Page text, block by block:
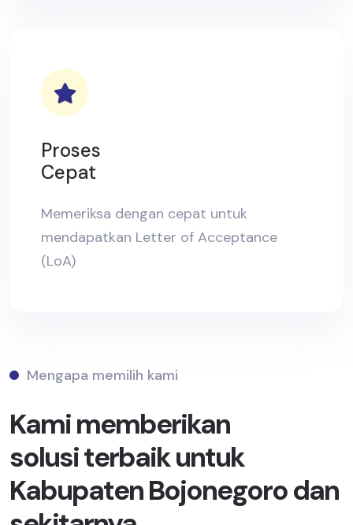
Proses
Cepat
Memeriksa dengan cepat untuk
mendapatkan Letter of Acceptance
(LoA)
Mengapa memilih kami
Kami memberikan
solusi terbaik untuk
Kabupaten Bojonegoro dan